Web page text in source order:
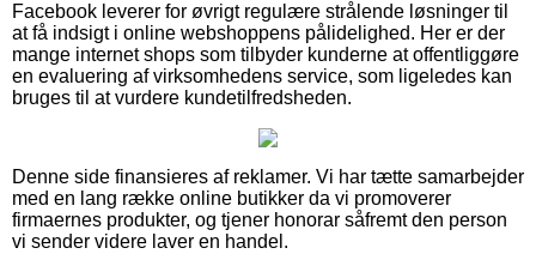
Facebook leverer for øvrigt regulære strålende løsninger til
at få indsigt i online webshoppens pålidelighed. Her er der
mange internet shops som tilbyder kunderne at offentliggøre
en evaluering af virksomhedens service, som ligeledes kan
bruges til at vurdere kundetilfredsheden.
Denne side finansieres af reklamer. Vi har tætte samarbejder
med en lang række online butikker da vi promoverer
firmaernes produkter, og tjener honorar såfremt den person
vi sender videre laver en handel.